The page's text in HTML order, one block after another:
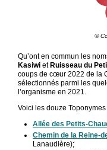
©
Qu’ont en commun les
Kasiwi et Ruisseau du
coups de cœur 2022 de la
sélectionnés parmi les
l’organisme en 2021.
Voici les douze
Allée des Petits-
Chemin de la Reine-
Lanaudière);